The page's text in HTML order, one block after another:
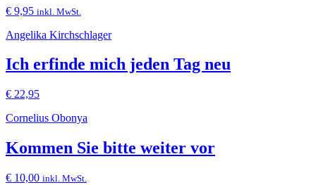
€ 9,95 inkl. MwSt.
Angelika Kirchschlager
Ich erfinde mich jeden Tag neu
€ 22,95
Cornelius Obonya
Kommen Sie bitte weiter vor
€ 10,00 inkl. MwSt.